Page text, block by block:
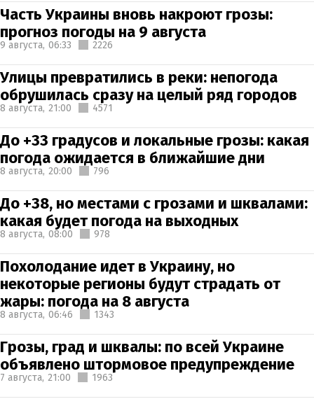
Часть Украины вновь накроют грозы:
прогноз погоды на 9 августа
9 августа, 06:33 2226
Улицы превратились в реки: непогода
обрушилась сразу на целый ряд городов
8 августа, 21:00 4571
До +33 градусов и локальные грозы: какая
погода ожидается в ближайшие дни
8 августа, 20:00 796
До +38, но местами с грозами и шквалами:
какая будет погода на выходных
8 августа, 08:00 978
Похолодание идет в Украину, но
некоторые регионы будут страдать от
жары: погода на 8 августа
8 августа, 06:46 1343
Грозы, град и шквалы: по всей Украине
объявлено штормовое предупреждение
7 августа, 21:00 1963